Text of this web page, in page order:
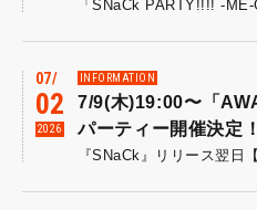
07
02
2026
INFORMATION
7/9(木)19:00〜「
パーティー開催決定！